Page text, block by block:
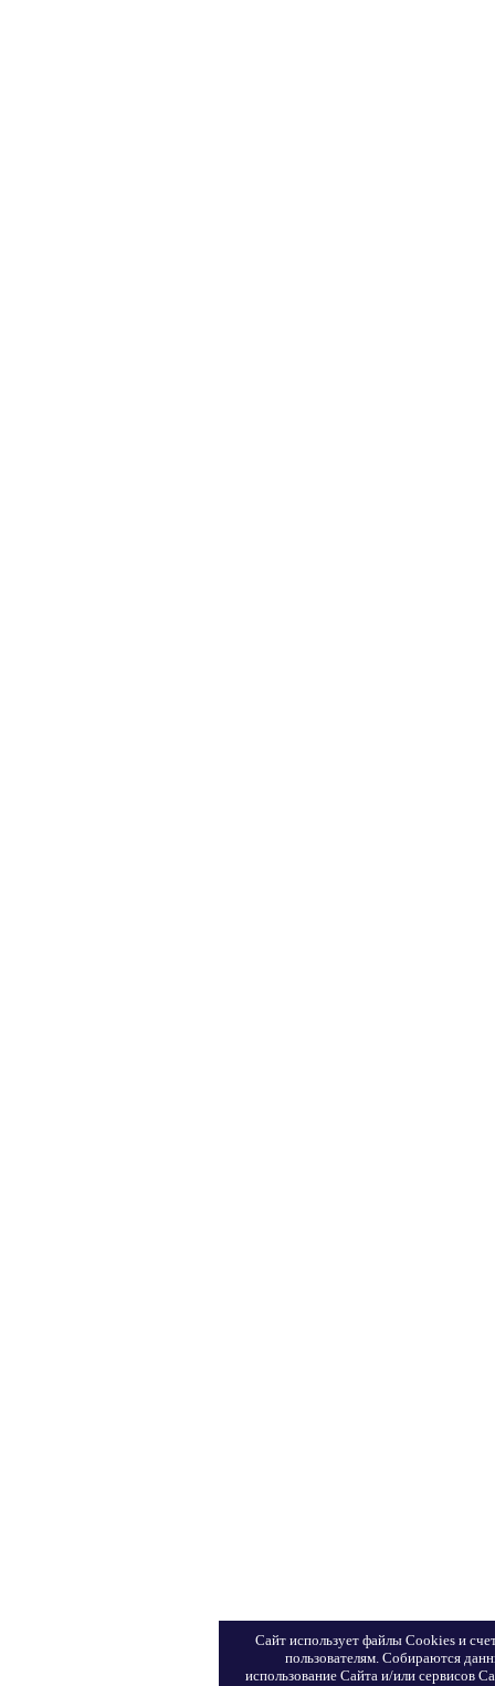
Сайт использует файлы Сookies и
пользователям. Собираются
использование Сайта и/или сервисов